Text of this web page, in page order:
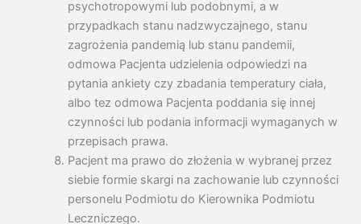
psychotropowymi lub podobnymi, a w
przypadkach stanu nadzwyczajnego, stanu
zagrożenia pandemią lub stanu pandemii,
odmowa Pacjenta udzielenia odpowiedzi na
pytania ankiety czy zbadania temperatury ciała,
albo tez odmowa Pacjenta poddania się innej
czynności lub podania informacji wymaganych w
przepisach prawa.
Pacjent ma prawo do złożenia w wybranej przez
siebie formie skargi na zachowanie lub czynności
personelu Podmiotu do Kierownika Podmiotu
Leczniczego.